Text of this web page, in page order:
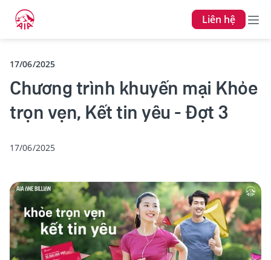
Liên hệ
17/06/2025
Chương trình khuyến mại Khỏe
trọn vẹn, Kết tin yêu - Đợt 3
17/06/2025